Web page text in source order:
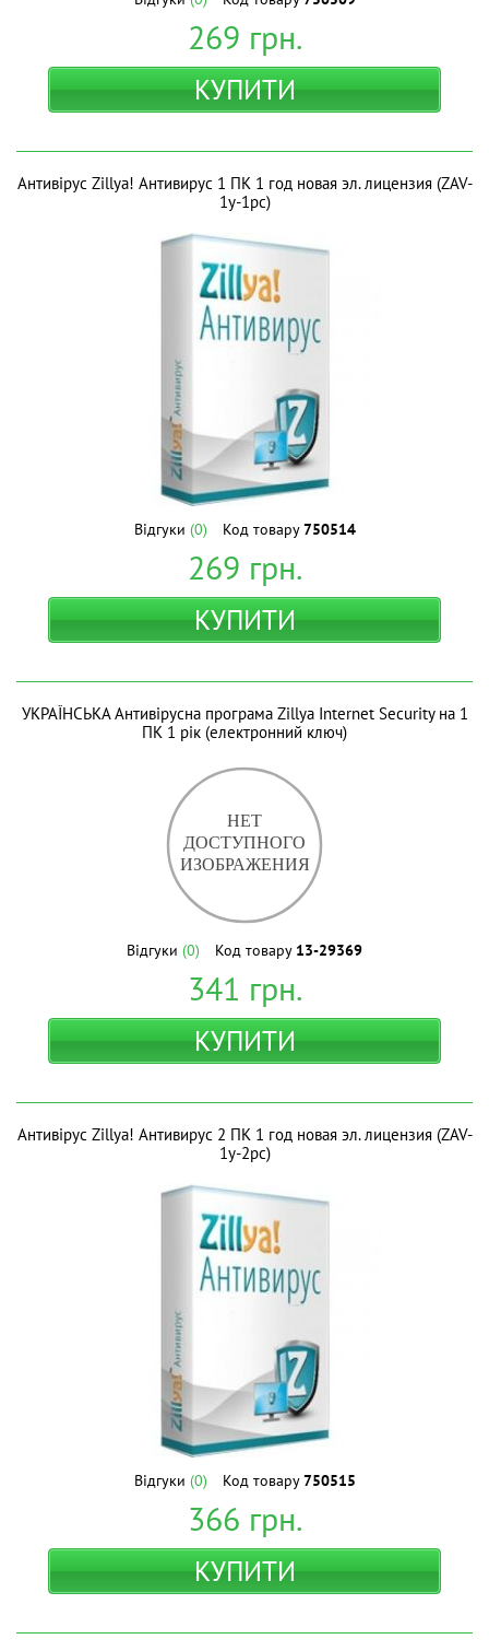
269 грн.
КУПИТИ
Антивірус Zillya! Антивирус 1 ПК 1 год новая эл. лицензия (ZAV-
1y-1pc)
Відгуки (0) Код товару750514
269 грн.
КУПИТИ
УКРАЇНСЬКА Антивірусна програма Zillya Internet Security на 1
ПК 1 рік (електронний ключ)
Відгуки (0) Код товару 13-29369
341 грн.
КУПИТИ
Антивірус Zillya! Антивирус 2 ПК 1 год новая эл. лицензия (ZAV-
1y-2pc)
Відгуки (0) Код товару750515
366 грн.
КУПИТИ